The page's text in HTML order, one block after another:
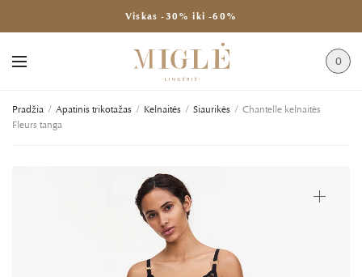
Viskas -30% iki -60%
0
Pradžia / Apatinis trikotažas / Kelnaitės / Siaurikės / Chantelle kelnaitės
Fleurs tanga